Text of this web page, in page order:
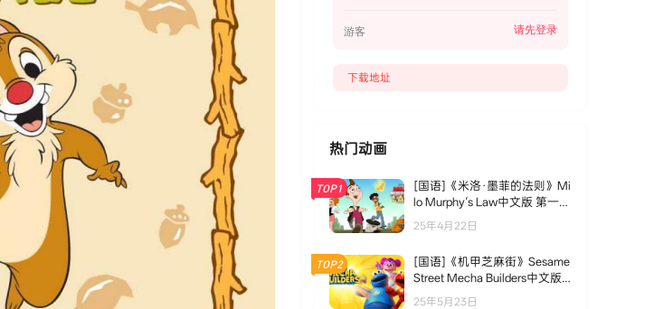
游客 请先登录
下载地址
热门动画
TOP1
[国语]《米洛·墨菲的法则》Mi
lo Murphy‘s Law中文版 第一季
[全21集]
25年4月22日
TOP2
[国语]《机甲芝麻街》Sesame
Street Mecha Builders中文版
第一季 [全26集]
25年5月23日